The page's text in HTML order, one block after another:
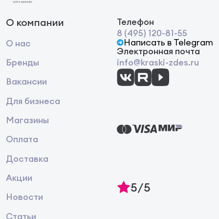
О компании
О нас
Бренды
Вакансии
Для бизнеса
Магазины
Оплата
Доставка
Акции
Новости
Статьи
Телефон
8 (495) 120-81-55
Написать в Telegram
Электронная почта
info@kraski-zdes.ru
5/5